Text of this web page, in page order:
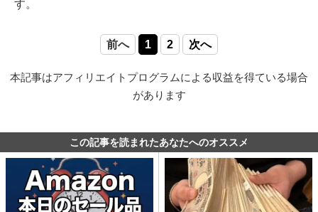
す。
前へ 1 2 次へ
本記事はアフィリエイトプログラムによる収益を得ている場合
があります
この記事を読まれたあなたへのオススメ